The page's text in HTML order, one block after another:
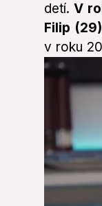
detí. V
Filip (29)
v roku